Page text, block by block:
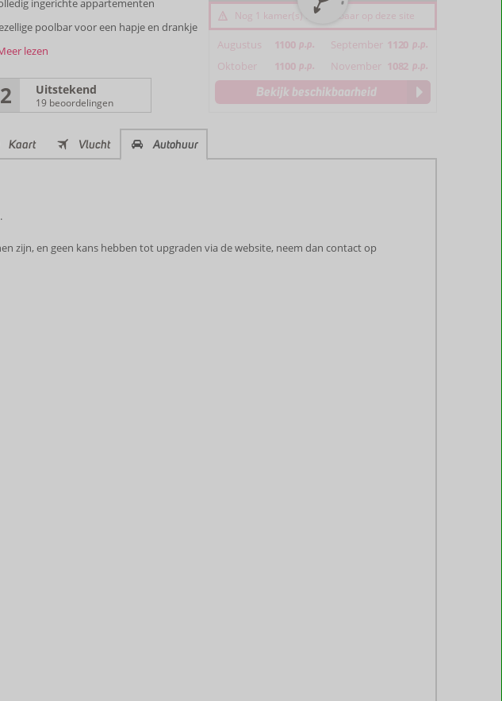
ingerichte appartementen
poolbar voor een hapje en drankje
lezen
Uitstekend
19 beoordelingen
Nog 1 kamer(s) beschikbaar op deze site
Augustus 1100 p.p. September 1120 p.p.
Oktober 1100 p.p. November 1082 p.p.
Bekijk beschikbaarheid
Kaart Vlucht Autohuur
zijn, en geen kans hebben tot upgraden via de website, neem dan contact op